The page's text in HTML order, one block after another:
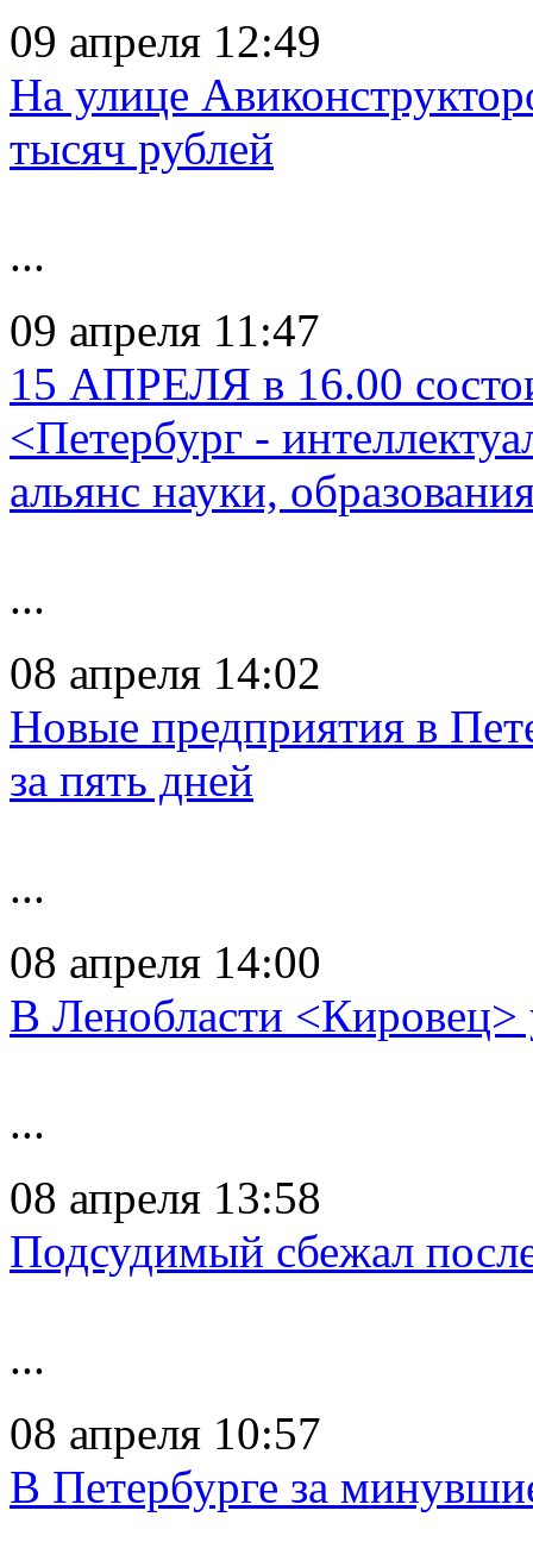
09 апреля 12:49
На улице
тысяч рублей
...
09 апреля 11:47
15 АПРЕЛЯ в 16.00
<Петербург -
альянс науки,
...
08 апреля 14:02
Новые предприятия в
за пять дней
...
08 апреля 14:00
В Ленобласти <Кировец>
...
08 апреля 13:58
Подсудимый сбежал
...
08 апреля 10:57
В Петербурге за